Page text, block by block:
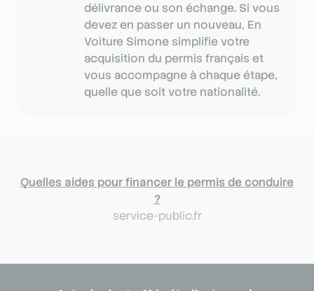
délivrance ou son échange. Si vous
devez en passer un nouveau, En
Voiture Simone simplifie votre
acquisition du permis français et
vous accompagne à chaque étape,
quelle que soit votre nationalité.
Quelles aides pour financer le permis de conduire
?
service-public.fr